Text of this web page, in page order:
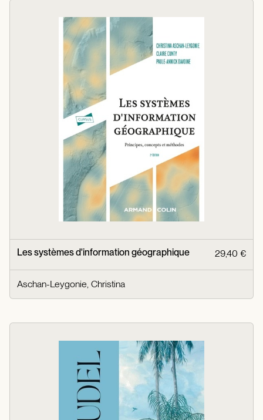
Les systèmes d'information géographique 29,40 €
Aschan-Leygonie, Christina